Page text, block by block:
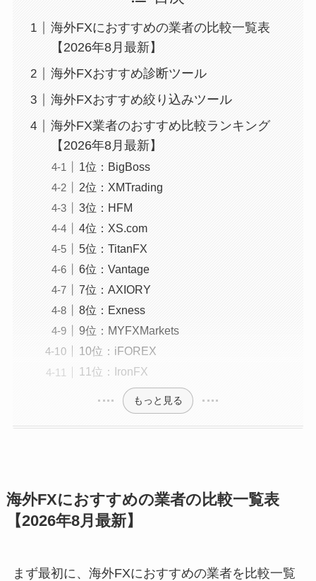
海外FXにおすすめの業者の比較一覧表
【2026年8月最新】
海外FXおすすめ診断ツール
海外FXおすすめ絞り込みツール
海外FX業者のおすすめ比較ランキング
【2026年8月最新】
1位：BigBoss
2位：XMTrading
3位：HFM
4位：XS.com
5位：TitanFX
6位：Vantage
7位：AXIORY
8位：Exness
9位：MYFXMarkets
10位：iFOREX
11位：IronFX
もっと見る
海外FXにおすすめの業者の比較一覧表
【2026年8月最新】
まず最初に、海外FXにおすすめの業者を比較一覧